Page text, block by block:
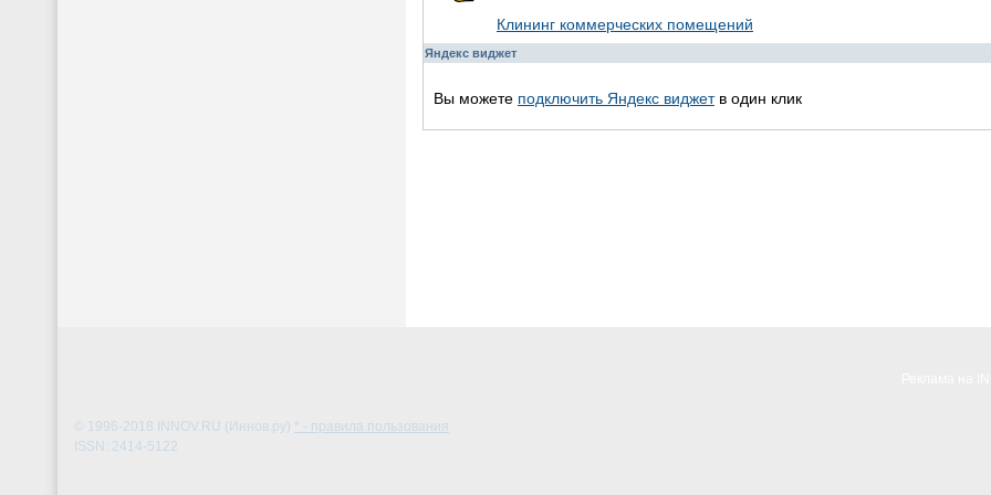
Клининг коммерческих помещений
Яндекс виджет
Вы можете подключить Яндекс виджетв один клик
© 1996-2018 INNOV.RU (Иннов.ру) * - правила пользования
ISSN: 2414-5122